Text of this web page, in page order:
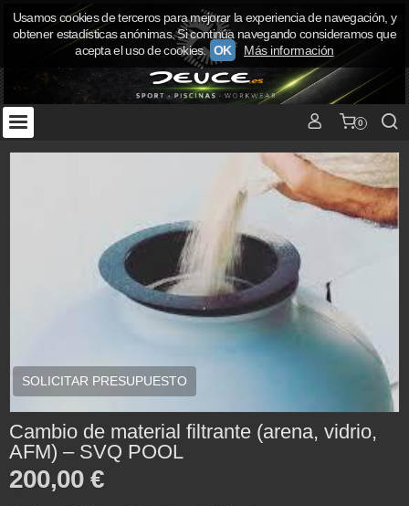
0
SOLICITAR PRESUPUESTO
Cambio de material filtrante (arena, vidrio,
AFM) – SVQ POOL
200,00 €
Usamos cookies de terceros para mejorar la experiencia de navegación, y
obtener estadísticas anónimas. Si continúa navegando consideramos que
acepta el uso de cookies. OK Más información